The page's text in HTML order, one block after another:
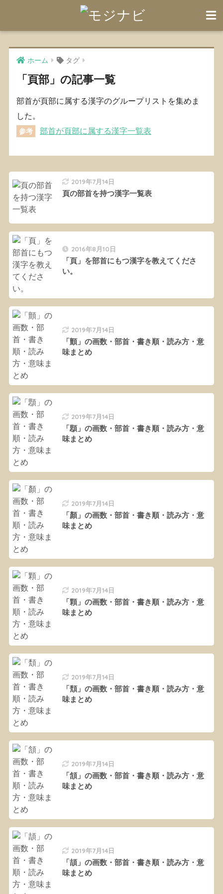
ホーム タグ
「頁部」の記事一覧
部首が頁部に属する漢字のグループリストを集めま
した。
参考 部首が頁部に属する漢字一覧表
2019年7月14日
頁の部首を持つ漢字一覧表
2016年8月10日
「頁」を部首にもつ漢字を教えてくださ
い。
2019年7月14日
「顫」の画数・部首・書き順・読み方・意
味まとめ
2019年7月14日
「顋」の画数・部首・書き順・読み方・意
味まとめ
2019年7月14日
「顏」の画数・部首・書き順・読み方・意
味まとめ
2019年7月14日
「顆」の画数・部首・書き順・読み方・意
味まとめ
2019年7月14日
「頽」の画数・部首・書き順・読み方・意
味まとめ
2019年7月14日
「頷」の画数・部首・書き順・読み方・意
味まとめ
2019年7月14日
「頡」の画数・部首・書き順・読み方・意
味まとめ